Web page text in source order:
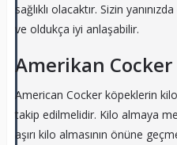
sağlıklı olacaktır. Sizin
ve oldukça iyi anlaşabilir.
Amerikan Cocker
American Cocker köpeklerin
takip edilmelidir. Kilo almaya
aşırı kilo almasının önüne